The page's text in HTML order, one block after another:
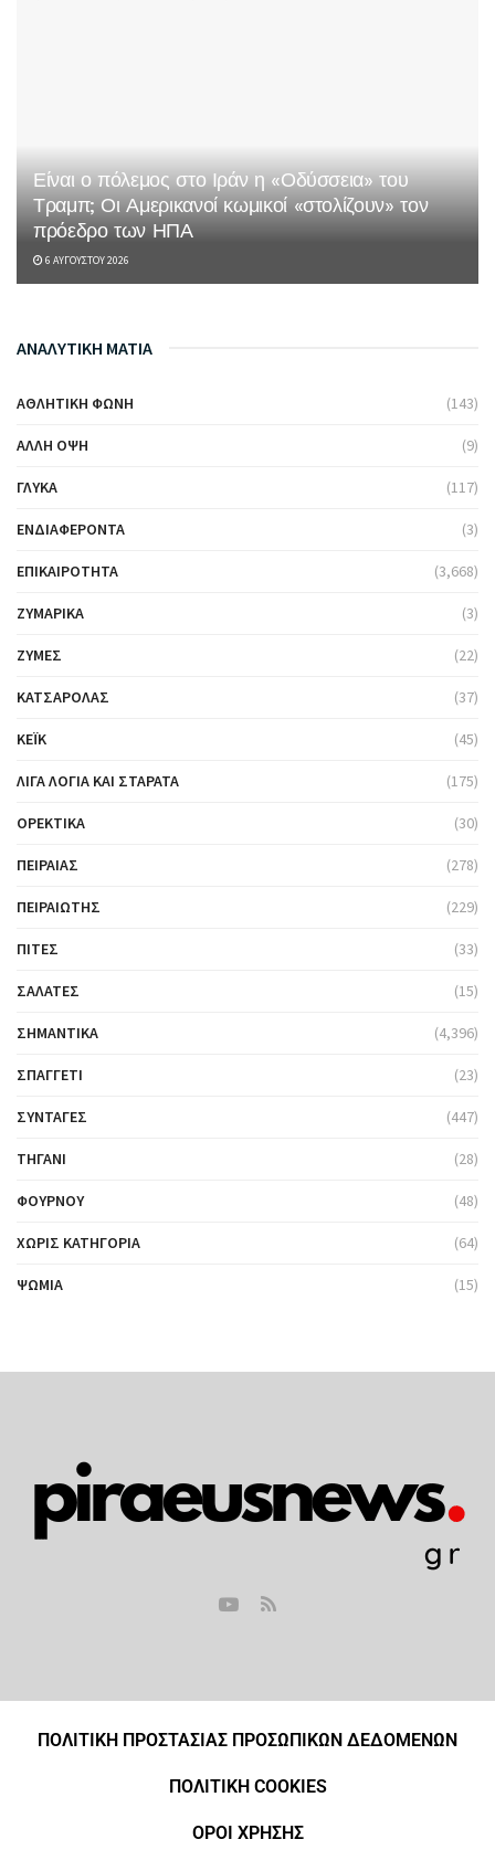
Είναι ο πόλεμος στο Ιράν η «Οδύσσεια» του
Τραμπ; Οι Αμερικανοί κωμικοί «στολίζουν» τον
πρόεδρο των ΗΠΑ
6 ΑΥΓΟΎΣΤΟΥ 2026
ΑΝΑΛΥΤΙΚΗ ΜΑΤΙΑ
ΑΘΛΗΤΙΚΉ ΦΩΝΉ (143)
ΆΛΛΗ ΌΨΗ (9)
ΓΛΥΚΆ (117)
ΕΝΔΙΑΦΈΡΟΝΤΑ (3)
ΕΠΙΚΑΙΡΌΤΗΤΑ (3,668)
ΖΥΜΑΡΙΚΆ (3)
ΖΎΜΕΣ (22)
ΚΑΤΣΑΡΌΛΑΣ (37)
ΚΈΙΚ (45)
ΛΊΓΑ ΛΌΓΙΑ ΚΑΙ ΣΤΑΡΆΤΑ (175)
ΟΡΕΚΤΙΚΆ (30)
ΠΕΙΡΑΙΆΣ (278)
ΠΕΙΡΑΙΏΤΗΣ (229)
ΠΊΤΕΣ (33)
ΣΑΛΆΤΕΣ (15)
ΣΗΜΑΝΤΙΚΆ (4,396)
ΣΠΑΓΓΈΤΙ (23)
ΣΥΝΤΑΓΈΣ (447)
ΤΗΓΆΝΙ (28)
ΦΟΎΡΝΟΥ (48)
ΧΩΡΊΣ ΚΑΤΗΓΟΡΊΑ (64)
ΨΩΜΙΆ (15)
ΠΟΛΙΤΙΚΗ ΠΡΟΣΤΑΣΙΑΣ ΠΡΟΣΩΠΙΚΩΝ ΔΕΔΟΜΕΝΩΝ
ΠΟΛΙΤΙΚΗ COOKIES
ΟΡΟΙ ΧΡΗΣΗΣ